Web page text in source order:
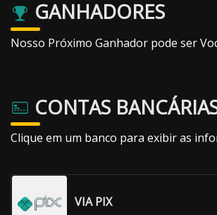
GANHADORES
Nosso Próximo Ganhador pode ser
CONTAS
Clique em um banco para exibir as
VIA PIX